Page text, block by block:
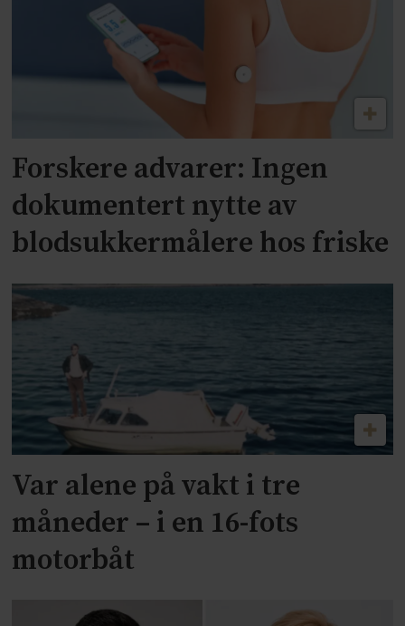
Forskere advarer: Ingen
dokumentert nytte av
blodsukkermålere hos friske
Var alene på vakt i tre
måneder – i en 16-fots
motorbåt